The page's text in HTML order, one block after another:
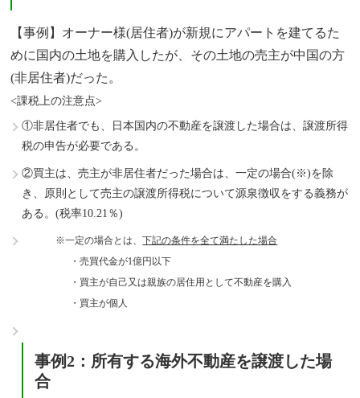
【事例】オーナー様(居住者)が新規にアパートを建てるた
めに国内の土地を購入したが、その土地の売主が中国の方
(非居住者)だった。
<課税上の注意点>
①非居住者でも、日本国内の不動産を譲渡した場合は、譲渡所得
税の申告が必要である。
②買主は、売主が非居住者だった場合は、一定の場合(※)を除
き、原則として売主の譲渡所得税について源泉徴収をする義務が
ある。(税率10.21％)
※一定の場合とは、下記の条件を全て満たした場合
・売買代金が1億円以下
・買主が自己又は親族の居住用として不動産を購入
・買主が個人
事例2：所有する海外不動産を譲渡した場
合